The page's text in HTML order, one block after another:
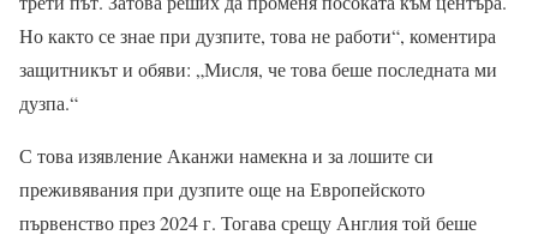
Но както се знае при дузпите, това не работи“, коментира
защитникът и обяви: „Мисля, че това беше последната ми
дузпа.“
С това изявление Аканжи намекна и за лошите си
преживявания при дузпите още на Европейското
първенство през 2024 г. Тогава срещу Англия той беше